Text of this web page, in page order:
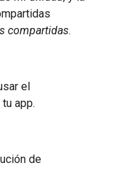
compartidas.
el
app.
de